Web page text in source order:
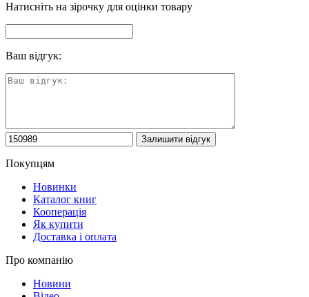
Натисніть на зірочку для оцінки товару
Ваш відгук:
Покупцям
Новинки
Каталог книг
Кооперація
Як купити
Доставка і оплата
Про компанію
Новини